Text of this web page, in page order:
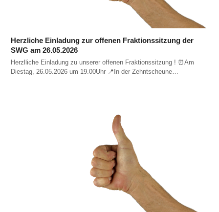
Herzliche Einladung zur offenen Fraktionssitzung der
SWG am 26.05.2026
Herzlliche Einladung zu unserer offenen Fraktionssitzung ! ⏰️Am
Diestag, 26.05.2026 um 19.00Uhr 📍In der Zehntscheune…